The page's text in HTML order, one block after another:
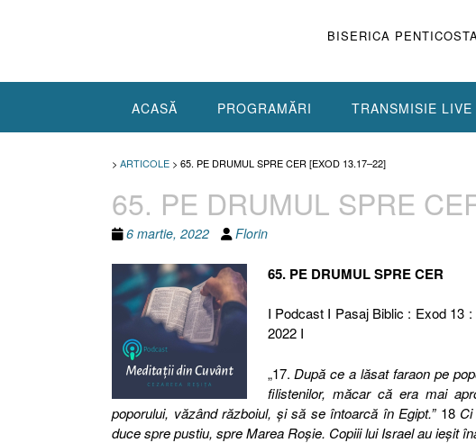
BISERICA
ACASĂ PROGRAMĂRI TRANSMISIE LIVE
> ARTICOLE > 65. PE DRUMUL SPRE CER [EXOD 13.17–22]
65. PE DRUMUL SPRE
6 martie, 2022 Florin
65. PE DRUMUL SPRE CER
I Podcast I Pasaj Biblic : Exod 13
2022 I
„17.După ce a lăsat faraon pe
filistenilor, măcar că era mai
poporului, văzând războiul, şi să se întoarcă în Egipt.”18
duce spre pustiu, spre Marea Roşie. Copiii lui Israel au ieşit